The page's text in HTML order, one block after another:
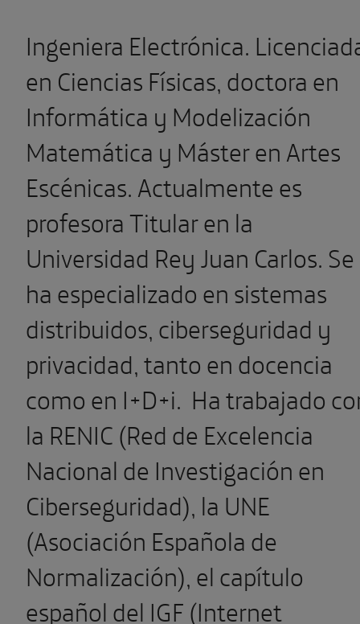
Ingeniera Electrónica.
en Ciencias Físicas, doctora en
Informática y Modelización
Matemática y Máster en Artes
Escénicas. Actualmente es
profesora Titular en la
Universidad Rey Juan Carlos. Se
ha especializado en sistemas
distribuidos, ciberseguridad y
privacidad, tanto en docencia
como en I+D+i. Ha trabajado
la RENIC (Red de Excelencia
Nacional de Investigación en
Ciberseguridad), la UNE
(Asociación Española de
Normalización), el capítulo
español del IGF (Internet